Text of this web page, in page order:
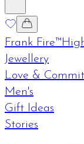
Frank Fire™
Jewellery
Love &
Men's
Gift Ideas
Stories